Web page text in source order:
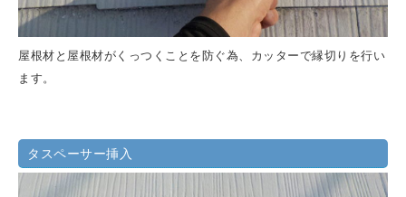
屋根材と屋根材がくっつくことを防ぐ為、カッターで縁切りを行い
ます。
タスペーサー挿入